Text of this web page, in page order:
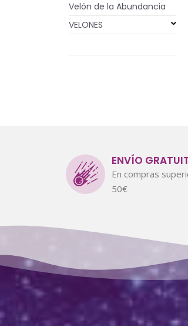
Velón de la Abundancia
VELONES
ENVÍO
En compras
50€